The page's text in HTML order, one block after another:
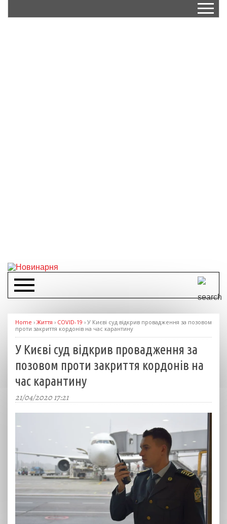
Home › Життя › COVID-19 › У Києві суд відкрив провадження за позовом
проти закриття кордонів на час карантину
У Києві суд відкрив провадження за
позовом проти закриття кордонів на
час карантину
21/04/2020 17:21